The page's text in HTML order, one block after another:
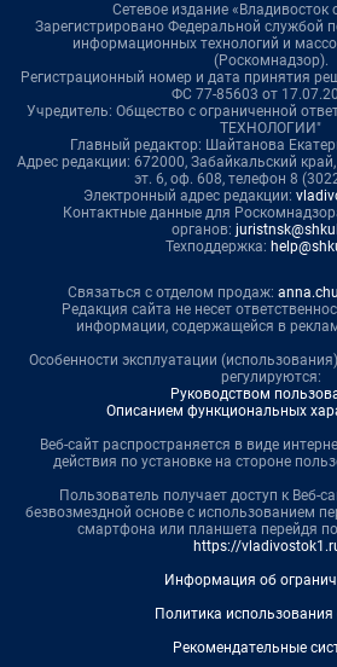
Сетевое издание «Владивосток
Зарегистрировано Федеральной службой
информационных технологий и
(Роскомнадзор).
Регистрационный номер и дата принятия
ФС 77-85603 от
Учредитель: Общество с ограниченной
ТЕХНОЛОГИИ"
Главный редактор: Шайтанова
Адрес редакции: 672000, Забайкальский
эт. 6, оф. 608, телефон 8
Электронный адрес редакции:
Контактные данные для
органов:
Техподдержка:
Связаться с отделом продаж:
Редакция сайта не несет
информации, содержащейся в
Особенности эксплуатации
регулируются:
Руководством
Описанием функциональных
Веб-сайт распространяется в виде
действия по установке на стороне
Пользователь получает доступ к Веб-
безвозмездной основе с использованием
смартфона или планшета перейдя по
https://
Информация об
Политика использования
Рекомендательные